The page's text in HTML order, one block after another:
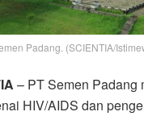
Padang. (SCIENTIA/
– PT Semen Padang
HIV/AIDS dan